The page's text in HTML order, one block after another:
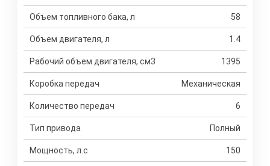
Объем топливного бака, л 58
Объем двигателя, л 1.4
Рабочий объем двигателя, см3 1395
Коробка передач Механическая
Количество передач 6
Тип привода Полный
Мощность, л.с 150